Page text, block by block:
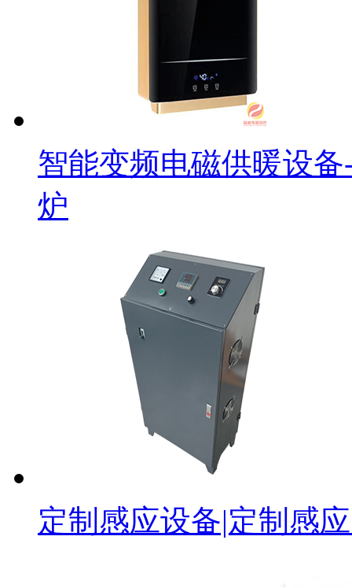
智能变频电磁供暖设
炉
定制感应设备|定制感